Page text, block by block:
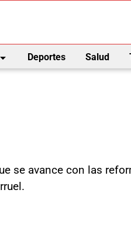
Deportes Salud
se avance con las